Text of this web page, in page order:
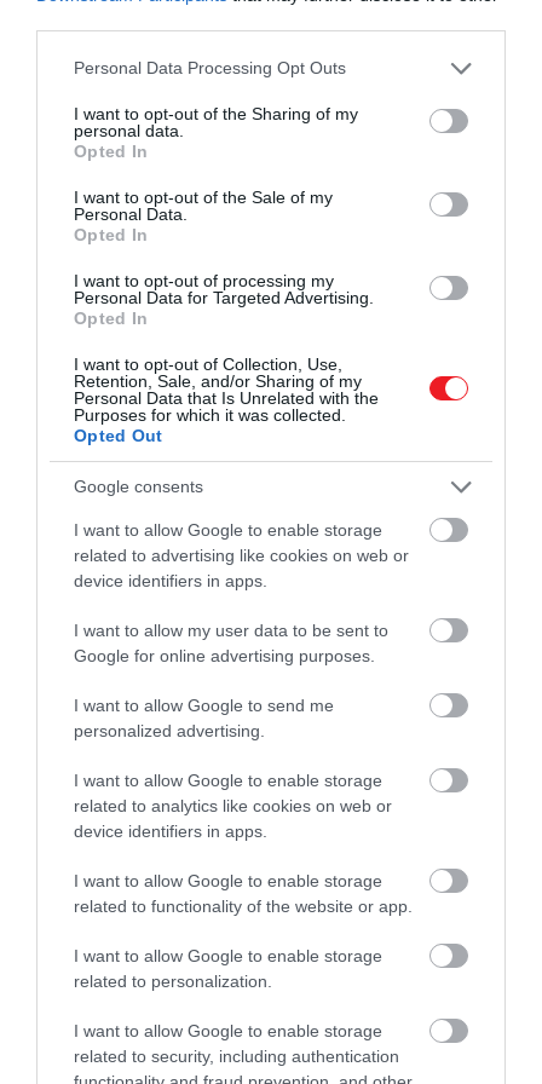
Please note that this website/app uses one or more Google
not limited to your visit or usage behaviour. You may click to
grant or deny consent to Google and its third-party tags to
use your data for below specified purposes in below Google
consent section.
Personal Data Processing Opt Outs
I want to opt-out of the Sharing of my
personal data.
Opted In
I want to opt-out of the Sale of my
Personal Data.
Opted In
I want to opt-out of processing my
Personal Data for Targeted Advertising.
Opted In
I want to opt-out of Collection, Use,
Retention, Sale, and/or Sharing of my
Personal Data that Is Unrelated with the
Purposes for which it was collected.
Opted Out
Google consents
I want to allow Google to enable storage
related to advertising like cookies on web or
device identifiers in apps.
I want to allow my user data to be sent to
Google for online advertising purposes.
I want to allow Google to send me
personalized advertising.
I want to allow Google to enable storage
related to analytics like cookies on web or
device identifiers in apps.
I want to allow Google to enable storage
related to functionality of the website or app.
I want to allow Google to enable storage
related to personalization.
I want to allow Google to enable storage
related to security, including authentication
A versailles-i kastély ma a francia elegancia
egyik legfényesebb szimbóluma:
2026. JANUÁR 16. ● OLÁH-BEBESI BORBÁLA
A fényűző versailles-i kastély
egykor sokkal koszosabb…